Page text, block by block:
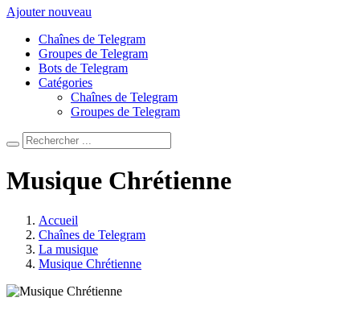
Ajouter nouveau
Chaînes de Telegram
Groupes de Telegram
Bots de Telegram
Catégories
Chaînes de Telegram
Groupes de Telegram
Musique Chrétienne
Accueil
Chaînes de Telegram
La musique
Musique Chrétienne